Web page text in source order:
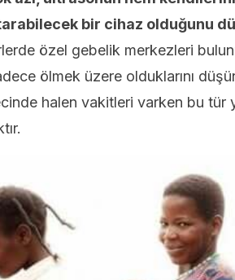
bir cihaz olduğunu
özel gebelik merkezleri
ölmek üzere olduklarını
halen vakitleri varken bu tür